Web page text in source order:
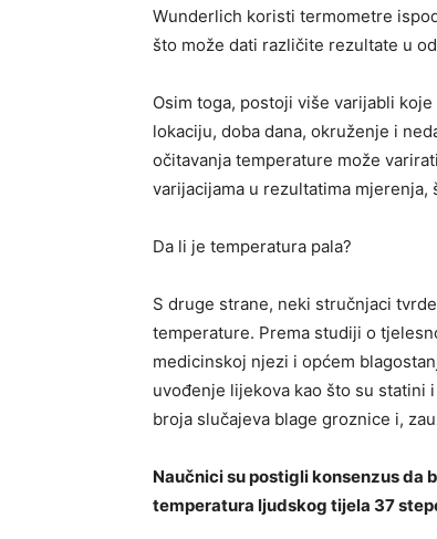
Wunderlich koristi termometre
što može dati različite rezultate u
Osim toga, postoji više varijabli
lokaciju, doba dana, okruženje i
očitavanja temperature može
varijacijama u rezultatima
Da li je temperatura pala?
S druge strane, neki stručnjaci
temperature. Prema studiji o
medicinskoj njezi i općem
uvođenje lijekova kao što su statini
broja slučajeva blage groznice i,
Naučnici su postigli konsenzus da
temperatura ljudskog tijela 37